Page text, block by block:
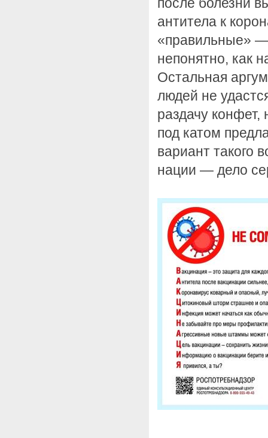
антитела к
«правильные» —
непонятно, как
Остальная
людей не
раздачу
под катом
вариант такого
нации — дело